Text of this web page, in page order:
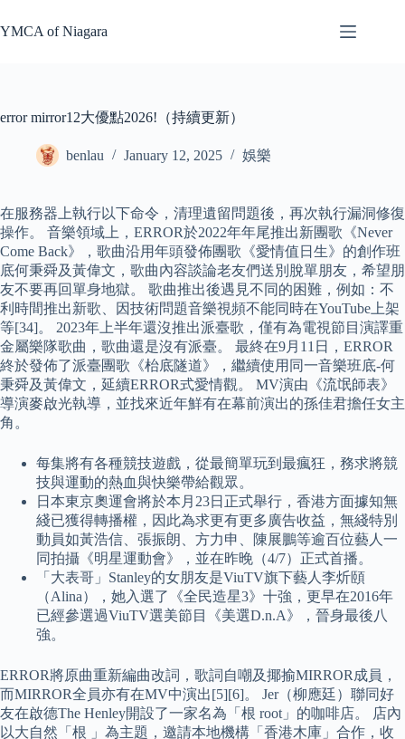
to
content
YMCA of Niagara
error mirror12大優點2026!（持續更新）
benlau January 12, 2025 娛樂
在服務器上執行以下命令，清理遺留問題後，再次執行漏洞修復
操作。 音樂領域上，ERROR於2022年年尾推出新團歌《Never
Come Back》，歌曲沿用年頭發佈團歌《愛情值日生》的創作班
底何秉舜及黃偉文，歌曲內容談論老友們送別脫單朋友，希望朋
友不要再回單身地獄。 歌曲推出後遇見不同的困難，例如：不
利時間推出新歌、因技術問題音樂視頻不能同時在YouTube上架
等[34]。 2023年上半年還沒推出派臺歌，僅有為電視節目演譯重
金屬樂隊歌曲，歌曲還是沒有派臺。 最終在9月11日，ERROR
終於發佈了派臺團歌《枱底隧道》，繼續使用同一音樂班底-何
秉舜及黃偉文，延續ERROR式愛情觀。 MV演由《流氓師表》
導演麥啟光執導，並找來近年鮮有在幕前演出的孫佳君擔任女主
角。
每集將有各種競技遊戲，從最簡單玩到最瘋狂，務求將競
技與運動的熱血與快樂帶給觀眾。
日本東京奧運會將於本月23日正式舉行，香港方面據知無
綫已獲得轉播權，因此為求更有更多廣告收益，無綫特別
動員如黃浩信、張振朗、方力申、陳展鵬等逾百位藝人一
同拍攝《明星運動會》，並在昨晚（4/7）正式首播。
「大表哥」Stanley的女朋友是ViuTV旗下藝人李炘頤
（Alina），她入選了《全民造星3》十強，更早在2016年
已經參選過ViuTV選美節目《美選D.n.A》，晉身最後八
強。
ERROR將原曲重新編曲改詞，歌詞自嘲及揶揄MIRROR成員，
而MIRROR全員亦有在MV中演出[5][6]。 Jer（柳應廷）聯同好
友在啟德The Henley開設了一家名為「根 root」的咖啡店。 店內
以大自然「根 」為主題，邀請本地機構「香港木庫」合作，收